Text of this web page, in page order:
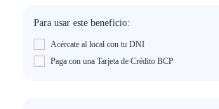
Para usar este beneficio:
Acércate al local con tu DNI
Paga con una Tarjeta de Crédito BCP